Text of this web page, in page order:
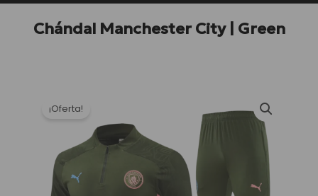
Chándal Manchester City | Green
¡Oferta!